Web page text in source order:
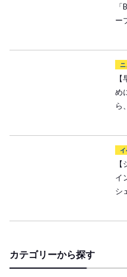
ー
め
ら
イ
イ
シ
カテゴリーから探す